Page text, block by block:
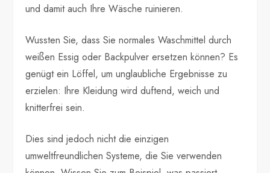
und damit auch Ihre Wäsche ruinieren.
Wussten Sie, dass Sie normales Waschmittel durch
weißen Essig oder Backpulver ersetzen können? Es
genügt ein Löffel, um unglaubliche Ergebnisse zu
erzielen: Ihre Kleidung wird duftend, weich und
knitterfrei sein.
Dies sind jedoch nicht die einzigen
umweltfreundlichen Systeme, die Sie verwenden